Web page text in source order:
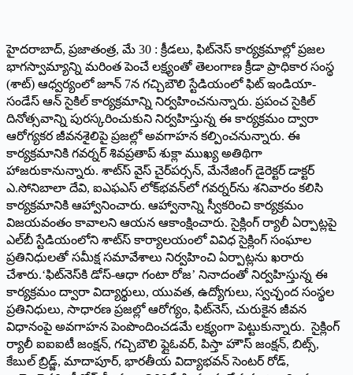
హైదరాబాద్, ప్రజాతంత్ర, మే 30 : క్రీడలు, ఫిట్‌నెస్ కార్యక్రమాల్లో ప్రజల
భాగస్వామ్యాన్ని మరింత పెంచే లక్ష్యంతో తెలంగాణ క్రీడా ప్రాధికార సంస్థ
(శాట్) ఆధ్వర్యంలో జూన్ 7న గచ్చిబౌలి స్టేడియంలో ఫిట్ ఇండియా-
సండేస్ ఆన్ సైకిల్ కార్యక్రమాన్ని నిర్వహించనున్నారు. ప్రపంచ సైకిల్
దినోత్సవాన్ని పురస్కరించుకుని నిర్వహిస్తున్న ఈ కార్యక్రమం ద్వారా
ఆరోగ్యకర జీవనశైలిపై ప్రజల్లో అవగాహన కల్పించనున్నారు. ఈ
కార్యక్రమానికి గవర్నర్ శివప్రతాప్ శుక్లా ముఖ్య అతిథిగా
హాజరుకానున్నారు. శాట్‌స్ వైస్ చైర్‌పర్సన్, మేనేజింగ్ డైరెక్టర్ డాక్టర్
ఎ.సోనిబాలా దేవి, ఐఎఫఎస్ లోక్‌భవన్‌లో గవర్నర్‌ను శనివారం కలిసి
కార్యక్రమానికి ఆహ్వానించారు. ఆహ్వానాన్ని స్వీకరించి కార్యక్రమం
విజయవంతం కావాలని ఆయన ఆకాంక్షించారు. సైక్లింగ్ ర్యాలీ ఏర్పాట్లపై
ఎల్‌బీ స్టేడియంలోని శాట్‌స్ కార్యాలయంలో వివిధ సైక్లింగ్ సంఘాల
ప్రతినిధులతో సమీక్ష సమావేశాలు నిర్వహించి ఏర్పాట్లను ఖరారు
చేశారు.‘ఫిట్‌నెస్‌కి డోస్-ఆధా గంటా రోజ’ నినాదంతో నిర్వహిస్తున్న ఈ
కార్యక్రమం ద్వారా విద్యార్థులు, యువత, ఉద్యోగులు, స్వచ్ఛంద సంస్థల
ప్రతినిధులు, సాధారణ ప్రజల్లో ఆరోగ్యం, ఫిట్‌నెస్, చురుకైన జీవన
విధానంపై అవగాహన పెంపొందించడమే లక్ష్యంగా పెట్టుకున్నారు. సైక్లింగ్
ర్యాలీ ఐఐఐటీ జంక్షన్, గచ్చిబౌలి ఫ్లైఓవర్, పిస్తా హౌస్ జంక్షన్, బిట్స్,
కేబుల్ బ్రిడ్జ్, మాదాపూర్, భారతీయ విద్యాభవన్ సెంటర్ రోడ్,